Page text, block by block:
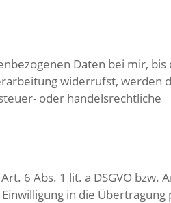
Daten bei mir, bis
widerrufst, werden
oder handelsrechtliche
6 Abs. 1 lit. a DSGVO bzw.
in die